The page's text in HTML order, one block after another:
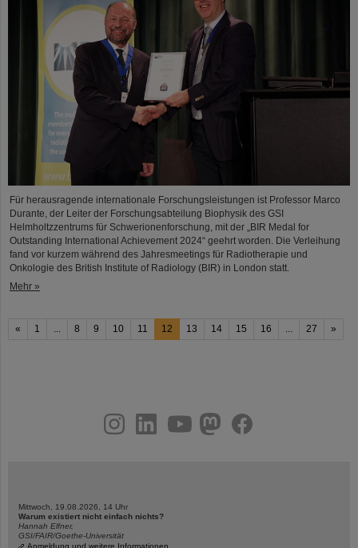
Für herausragende internationale Forschungsleistungen ist Professor Marco
Durante, der Leiter der Forschungsabteilung Biophysik des GSI
Helmholtzzentrums für Schwerionenforschung, mit der „BIR Medal for
Outstanding International Achievement 2024“ geehrt worden. Die Verleihung
fand vor kurzem während des Jahresmeetings für Radiotherapie und
Onkologie des British Institute of Radiology (BIR) in London statt.
Mehr »
« 1 ... 8 9 10 11 12 13 14 15 16 ... 27 »
youtubehelmholtz.socialfacebook
Mittwoch, 19.08.2026, 14 Uhr
Warum existiert nicht einfach nichts?
Hannah Elfner,
GSI/FAIR/Goethe-Universität